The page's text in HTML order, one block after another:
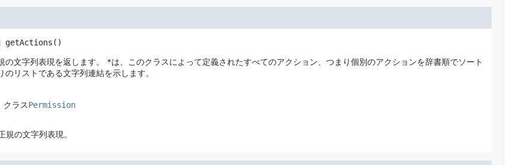
getActions ()
の文字列表現を返します。 *は、このクラスによって定義されたすべてのアクション、つまり個別のアクションを辞書順でソート
のリストである文字列連結を示します。
、クラスPermission
規の文字列表現。